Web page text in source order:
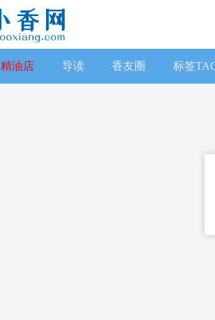
精油店 导读 香友圈 标签